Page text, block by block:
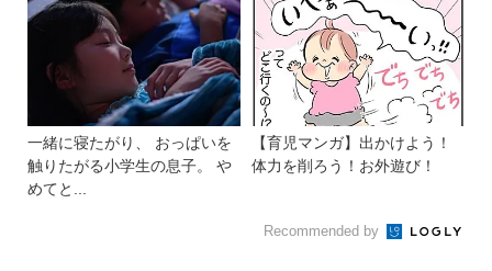
一緒に寝たがり、 おっぱいを
触りたがる小学生の息子。 や
めてと...
【育児マンガ】出かけよう！
体力を削ろう！お外遊び！
Recommended by